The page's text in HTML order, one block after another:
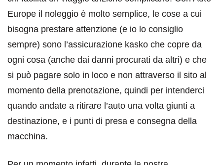
Europe il noleggio è molto semplice, le cose a cui
bisogna prestare attenzione (e io lo consiglio
sempre) sono l’assicurazione kasko che copre da
ogni cosa (anche dai danni procurati da altri) e che
si può pagare solo in loco e non attraverso il sito al
momento della prenotazione, quindi per intenderci
quando andate a ritirare l’auto una volta giunti a
destinazione, e i punti di presa e consegna della
macchina.